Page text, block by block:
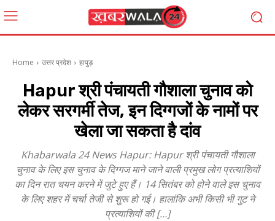
Home उत्तर प्रदेश हापुड़
Hapur श्री पंचायती गौशाला चुनाव को
लेकर सरगर्मी तेज, इन दिग्गजों के नामों पर
खेला जा सकता है दांव
Khabarwala 24 News Hapur: Hapur श्री पंचायती गौशाला
चुनाव के लिए इस चुनाव के दिग्गज माने जाने वाली प्रमुख लोग प्रत्याशियों
का दिन रात चयन करने में जुटे हुए हैं। 14 सितंबर को होने वाले इस चुनाव
के लिए शहर में चर्चा तेजी से शुरू हो गई। हालांकि अभी किसी भी गुट ने
प्रत्याशियों की […]